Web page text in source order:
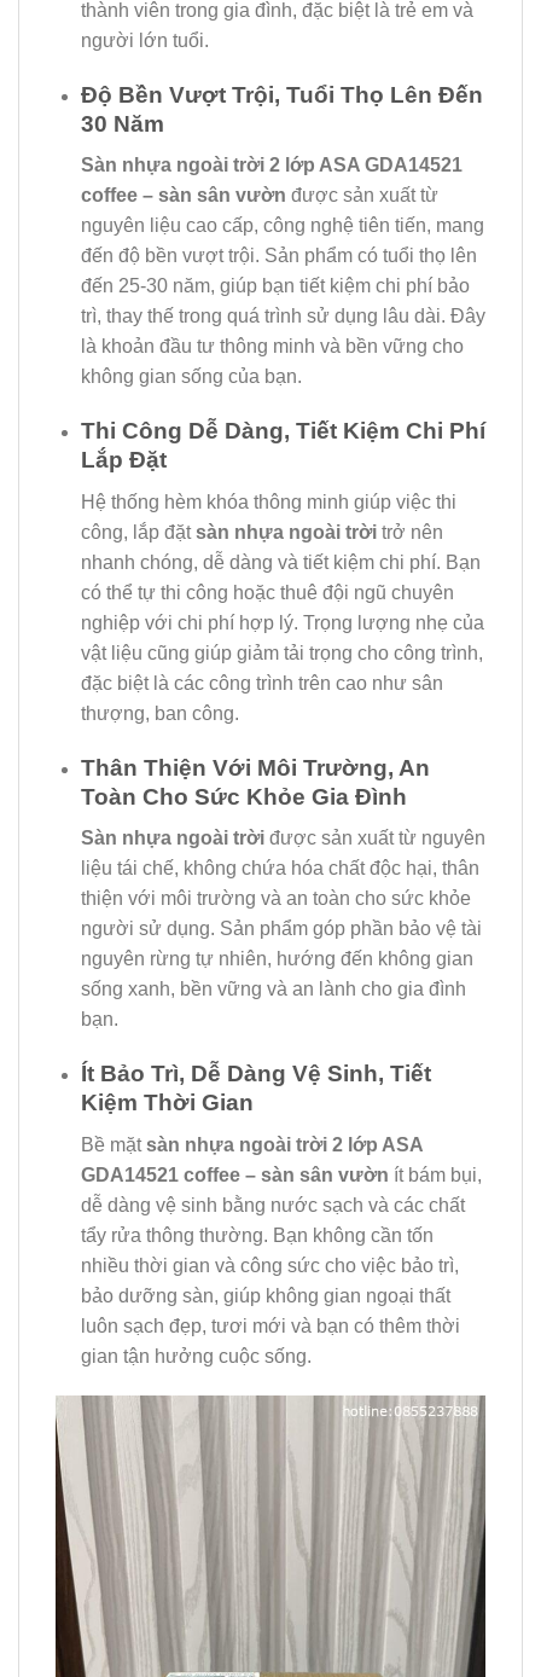
thành viên trong gia đình, đặc biệt là trẻ em và
người lớn tuổi.
Độ Bền Vượt Trội, Tuổi Thọ Lên Đến
30 Năm
Sàn nhựa ngoài trời 2 lớp ASA GDA14521
coffee – sàn sân vườn được sản xuất từ
nguyên liệu cao cấp, công nghệ tiên tiến, mang
đến độ bền vượt trội. Sản phẩm có tuổi thọ lên
đến 25-30 năm, giúp bạn tiết kiệm chi phí bảo
trì, thay thế trong quá trình sử dụng lâu dài. Đây
là khoản đầu tư thông minh và bền vững cho
không gian sống của bạn.
Thi Công Dễ Dàng, Tiết Kiệm Chi Phí
Lắp Đặt
Hệ thống hèm khóa thông minh giúp việc thi
công, lắp đặtsàn nhựa ngoài trờitrở nên
nhanh chóng, dễ dàng và tiết kiệm chi phí. Bạn
có thể tự thi công hoặc thuê đội ngũ chuyên
nghiệp với chi phí hợp lý. Trọng lượng nhẹ của
vật liệu cũng giúp giảm tải trọng cho công trình,
đặc biệt là các công trình trên cao như sân
thượng, ban công.
Thân Thiện Với Môi Trường, An
Toàn Cho Sức Khỏe Gia Đình
Sàn nhựa ngoài trờiđược sản xuất từ nguyên
liệu tái chế, không chứa hóa chất độc hại, thân
thiện với môi trường và an toàn cho sức khỏe
người sử dụng. Sản phẩm góp phần bảo vệ tài
nguyên rừng tự nhiên, hướng đến không gian
sống xanh, bền vững và an lành cho gia đình
bạn.
Ít Bảo Trì, Dễ Dàng Vệ Sinh, Tiết
Kiệm Thời Gian
Bề mặtsàn nhựa ngoài trời 2 lớp ASA
GDA14521 coffee – sàn sân vườn ít bám bụi,
dễ dàng vệ sinh bằng nước sạch và các chất
tẩy rửa thông thường. Bạn không cần tốn
nhiều thời gian và công sức cho việc bảo trì,
bảo dưỡng sàn, giúp không gian ngoại thất
luôn sạch đẹp, tươi mới và bạn có thêm thời
gian tận hưởng cuộc sống.